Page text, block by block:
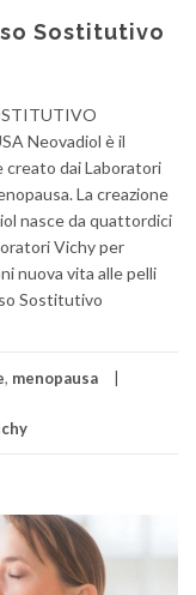
Sostitutivo
Neovadiol è il
dai Laboratori
La creazione
nasce da quattordici
Vichy per
nuova vita alle pelli
Sostitutivo
, menopausa